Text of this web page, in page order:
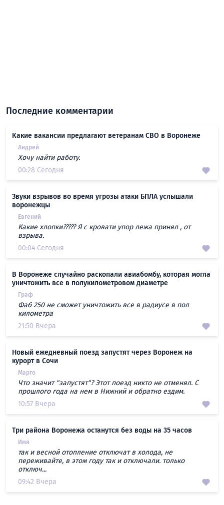
Последние комментарии
Какие вакансии предлагают ветеранам СВО в Воронеже
Андрей
Хочу найти работу.
00:28 Сегодня
Звуки взрывов во время угрозы атаки БПЛА услышали
воронежцы
Евгений
Какие хлопки????? Я с кровати упор лежа принял , от
взрыва.
00:04 Сегодня
В Воронеже случайно раскопали авиабомбу, которая могла
уничтожить все в полукилометровом диаметре
Граф
Фаб 250 не сможет уничтожить все в радиусе в пол
километра
21:50 Вчера
Новый ежедневный поезд запустят через Воронеж на
курорт в Сочи
Марго
Что значит "запустят"? Этот поезд никто не отменял. С
прошлого года на нем в Нижний и обратно ездим.
10:57 Вчера
Три района Воронежа останутся без воды на 35 часов
Имя
так и весной отопление отключат в холода, не
переживайте, в этом году так и отключали. только
отключ...
09:42 Вчера